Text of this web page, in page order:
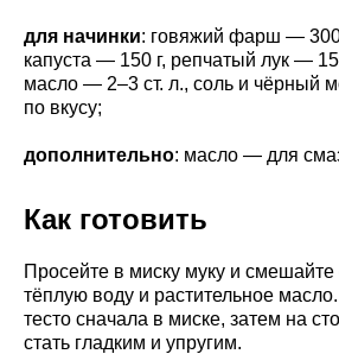
для начинки: говяжий фарш — 300
капуста — 150 г, репчатый лук —
масло — 2–3 ст. л., соль и чёрный
по вкусу;
дополнительно: масло — для
Как готовить
Просейте в миску муку и
тёплую воду и растительное
тесто сначала в миске, затем на
стать гладким и упругим.